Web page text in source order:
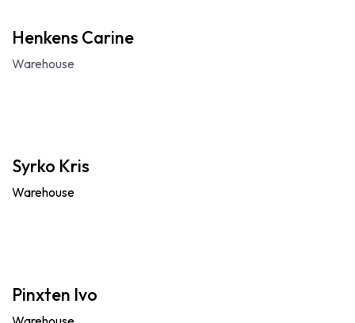
Henkens Carine
Warehouse
Syrko Kris
Warehouse
Pinxten Ivo